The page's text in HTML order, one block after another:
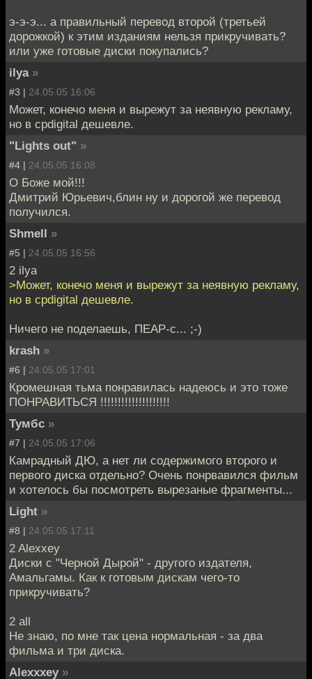
э-э-э... а правильный перевод второй (третьей
дорожкой) к этим изданиям нельзя прикручивать?
или уже готовые диски покупались?
ilya »
#3 | 24.05.05 16:06
Может, конечо меня и вырежут за неявную рекламу,
но в cpdigital дешевле.
"Lights out" »
#4 | 24.05.05 16:08
О Боже мой!!!
Дмитрий Юрьевич,блин ну и дорогой же перевод
получился.
Shmell »
#5 | 24.05.05 16:56
2 ilya
>Может, конечо меня и вырежут за неявную рекламу,
но в cpdigital дешевле.
Ничего не поделаешь, ПЕАР-с... ;-)
krash »
#6 | 24.05.05 17:01
Кромешная тьма понравилась надеюсь и это тоже
ПОНРАВИТЬСЯ !!!!!!!!!!!!!!!!!!!!
Тумбс »
#7 | 24.05.05 17:06
Камрадный ДЮ, а нет ли содержимого второго и
первого диска отдельно? Очень понрвавился фильм
и хотелось бы посмотреть вырезаные фрагменты...
Light »
#8 | 24.05.05 17:11
2 Alexxey
Диски с "Черной Дырой" - другого издателя,
Амальгамы. Как к готовым дискам чего-то
прикручивать?
2 all
Не знаю, по мне так цена нормальная - за два
фильма и три диска.
Alexxxey »